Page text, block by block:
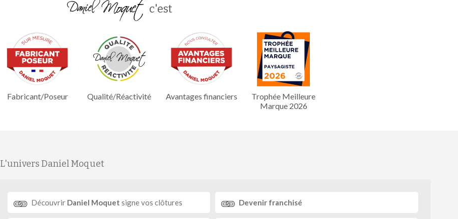
c'est
Fabricant/Poseur Qualité/Réactivité Avantages financiers
Trophée Meilleure
Marque 2026
L'univers Daniel Moquet
Découvrir Daniel Moquet signe vos clôtures Devenir franchisé